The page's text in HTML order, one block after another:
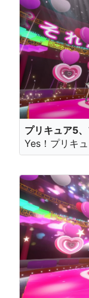
プリキュア5
Yes！プリキ